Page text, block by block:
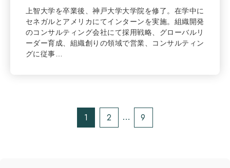
上智大学を卒業後、神戸大学大学院を修了。在学中に
セネガルとアメリカにてインターンを実施。組織開発
のコンサルティング会社にて採用戦略、グローバルリ
ーダー育成、組織創りの領域で営業、コンサルティン
グに従事…
1 2 … 9